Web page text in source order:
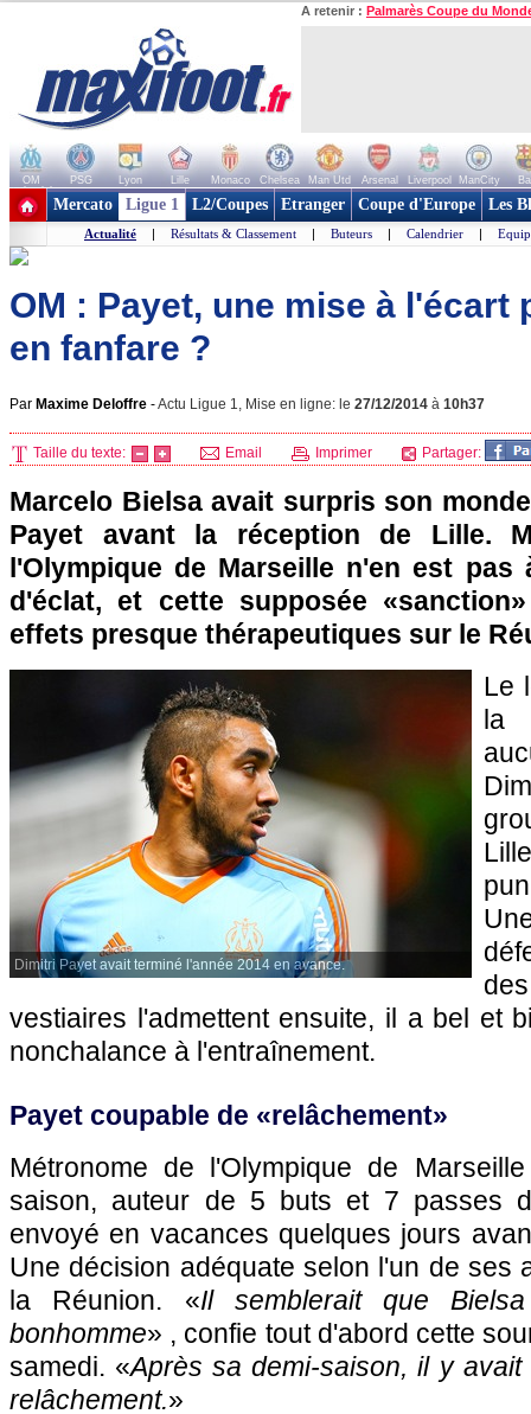
A retenir : Palmarès Coupe du
OM PSG Lyon Lille Monaco Chelsea Man Utd Arsenal Liverpool ManCity
+ de clubs
Mercato Ligue 1 L2/Coupes Etranger Coupe d'Europe Les
Actualité | Résultats & Classement | Buteurs | Calendrier |
OM : Payet, une mise à l'écart
en fanfare ?
Par Maxime Deloffre -Actu Ligue 1, Mise en ligne: le 27/12/2014 à 10h37
Taille du texte: Email Imprimer Partager:
Marcelo Bielsa avait surpris son
Payet avant la réception de Lille.
l'Olympique de Marseille n'en est pas
d'éclat, et cette supposée
effets presque thérapeutiques sur le
Dimitri Payet avait terminé l'année 2014 en avance.
Le
la
vestiaires l'admettent ensuite, il a bel et
nonchalance à l'entraînement.
Payet coupable de «relâchement»
Métronome de l'Olympique de
saison, auteur de 5 buts et 7 passes
envoyé en vacances quelques jours
Une décision adéquate selon l'un de ses
la Réunion. «Il semblerait que
bonhomme» , confie tout d'abord cette
samedi. «Après sa demi-saison, il y
relâchement.»